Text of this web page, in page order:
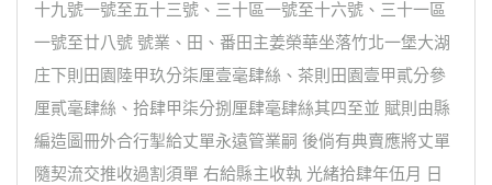
十九號一號至五十三號、三十區一號至十六號、三十一區
一號至廿八號 號業、田、番田主姜榮華坐落竹北一堡大湖
庄下則田園陸甲玖分柒厘壹毫肆絲、茶則田園壹甲貳分參
厘貳毫肆絲、拾肆甲柒分捌厘肆毫肆絲其四至並 賦則由縣
編造圖冊外合行掣給丈單永遠管業嗣 後倘有典賣應將丈單
隨契流交推收過割須單 右給縣主收執 光緒拾肆年伍月 日